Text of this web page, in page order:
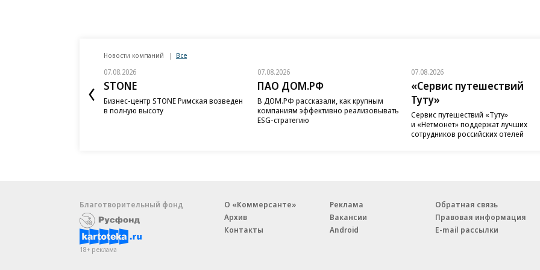
Новости компаний Все
07.08.2026
STONE
Бизнес-центр STONE Римская возведен
в полную высоту
07.08.2026
ПАО ДОМ.РФ
В ДОМ.РФ рассказали, как крупным
компаниям эффективно реализовывать
ESG-стратегию
07.08.2026
«Сервис путешествий
Туту»
Сервис путешествий «Туту»
и «Нетмонет» поддержат лучших
сотрудников российских отелей
Благотворительный фонд
18+ реклама
О «Коммерсанте»
Архив
Контакты
Реклама
Вакансии
Android
Обратная связь
Правовая информация
E-mail рассылки